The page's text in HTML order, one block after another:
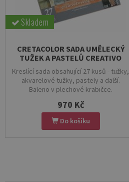
Skladem
CRETACOLOR SADA UMĚLECKÝ
TUŽEK A PASTELŮ CREATIVO
Kreslící sada obsahující 27 kusů - tužky,
akvarelové tužky, pastely a další.
Baleno v plechové krabičce.
970 Kč
Do košíku